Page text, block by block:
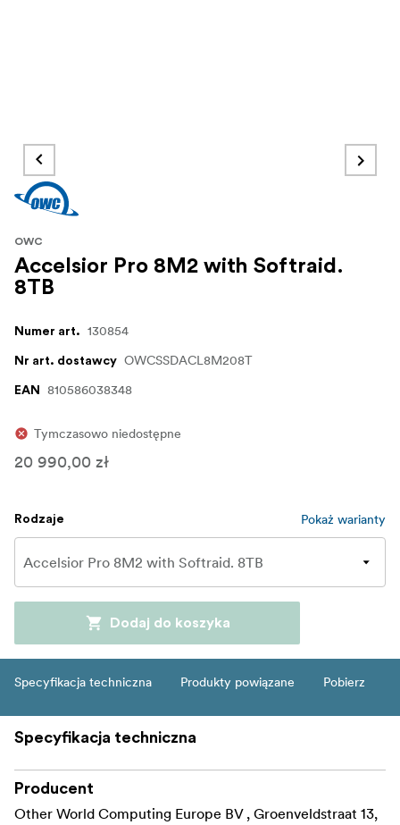
OWC
Accelsior Pro 8M2 with Softraid.
8TB
Numer art. 130854
Nr art. dostawcy OWCSSDACL8M208T
EAN 810586038348
Tymczasowo niedostępne
20 990,00 zł
Rodzaje Pokaż warianty
Dodaj do koszyka
Specyfikacja techniczna Produkty powiązane Pobierz
Specyfikacja techniczna
Producent
Other World Computing Europe BV , Groenveldstraat 13,